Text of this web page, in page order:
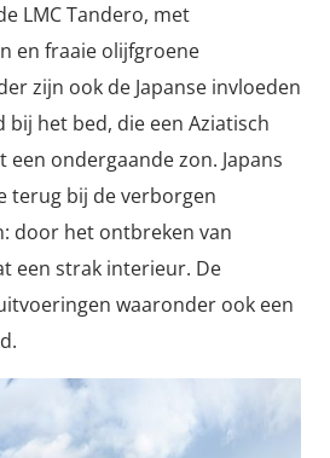
LMC Tandero, met
en fraaie olijfgroene
zijn ook de Japanse invloeden
bij het bed, die een Aziatisch
ondergaande zon. Japans
terug bij de verborgen
door het ontbreken van
een strak interieur. De
waaronder ook een